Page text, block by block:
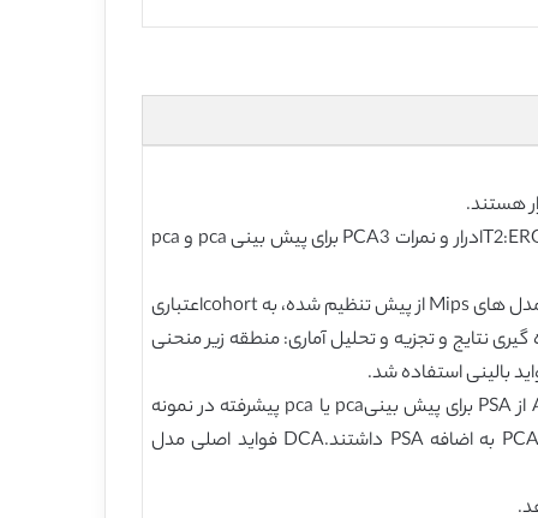
اهداف: معتبر سازی مدل رگرسیون منطقی، نمره mi- پروستات مصطلح (Mips) ، یکی سازی سرم آنتی ژن اختصاصی پروستات و T2:ERGادرار و نمرات PCA3 برای پیش بینی pca و pca
طراحی، محیط و همراهان: نمرات PCA3 وT2:ERG با استفاده از آزمایشات مرحله بالینی برای بسط رونویسی با واسطه تولید شدند. مدل های Mips از پیش تنظیم شده، به cohortاعتباری
کارگرفته شدند. اندازه گیری نتایج و تجزیه و تحلیل آماری: منطقه زیر منحنی
نتایج و محدودیت ها:در بین مدل های cohort اعتباری دهنده ، مدل های یکپارچه سازی T2:ERG به طور معناداری دارای AUC از PSA برای پیش بینیpca یا pca پیشرفته در نمونه
برداری بودند. مدل های MiPS یکپارچه ساز نمره T2:ERG به طور معنا داری دارای AUC بیشتری از مدل های یکپارچه ساز PCA3 به اضافه PSA داشتند.DCA فواید اصلی مدل